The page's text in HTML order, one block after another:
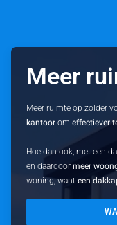
Meer
Meer ruimte op zolder
kantoor omeffectiever
Hoe dan ook, met een
en daardoormeer
woning, wanteen